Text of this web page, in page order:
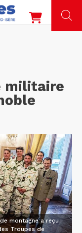
militaire
montagne a reçu
Troupes de